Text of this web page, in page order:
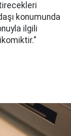
konumunda
ilgili